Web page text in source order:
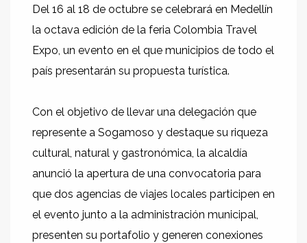
Del 16 al 18 de octubre se celebrará en Medellín
la octava edición de la feria Colombia Travel
Expo, un evento en el que municipios de todo el
país presentarán su propuesta turística.
Con el objetivo de llevar una delegación que
represente a Sogamoso y destaque su riqueza
cultural, natural y gastronómica, la alcaldía
anunció la apertura de una convocatoria para
que dos agencias de viajes locales participen en
el evento junto a la administración municipal,
presenten su portafolio y generen conexiones